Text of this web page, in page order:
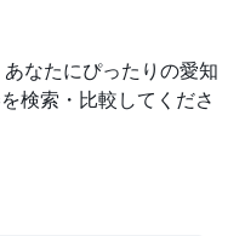
なたにぴったりの愛知
検索・比較してくださ